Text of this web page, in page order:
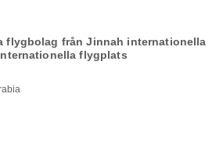
flygbolag från Jinnah internationella
flygplats